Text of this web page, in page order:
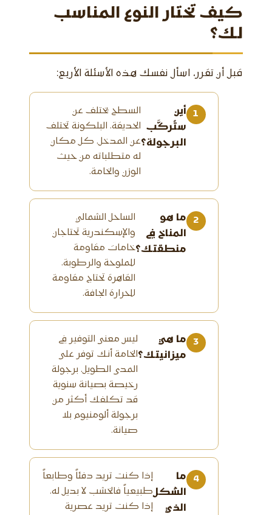
كيف تختار النوع المناسب
لك؟
قبل أن تقرر، اسأل نفسك هذه الأسئلة الأربع:
أين
ستُركَّب
البرجولة؟
السطح يختلف عن
الحديقة. البلكونة تختلف
عن المدخل. كل مكان
له متطلباته من حيث
الوزن والخامة.
ما هو
المناخ في
منطقتك؟
الساحل الشمالي
والإسكندرية تحتاجان
خامات مقاومة
للملوحة والرطوبة.
القاهرة تحتاج مقاومة
للحرارة الجافة.
ما هي
ميزانيتك؟
ليس معنى التوفير في
الخامة أنك توفر على
المدى الطويل. برجولة
رخيصة بصيانة سنوية
قد تكلفك أكثر من
برجولة ألومنيوم بلا
صيانة.
ما
الشكل
الذي
إذا كنت تريد دفئاً وطابعاً
طبيعياً فالخشب لا بديل له.
إذا كنت تريد عصرية